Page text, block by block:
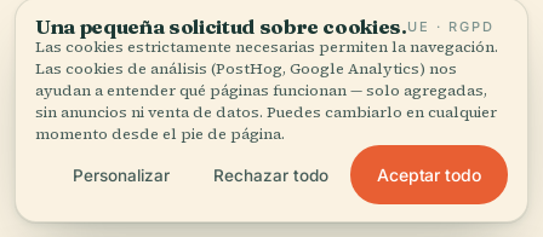
Metalocus, Centre Monnaie Renovation Brussels:
Snøhetta and Binst Architects, 2025,
Seen and Heard International, La Monnaie’s
Götterdammerung Production Review, 2025,
Una pequeña solicitud sobre cookies.UE · RGPD
Las cookies estrictamente necesarias permiten la navegación.
Las cookies de análisis (PostHog, Google Analytics) nos
ayudan a entender qué páginas funcionan — solo agregadas,
sin anuncios ni venta de datos. Puedes cambiarlo en cualquier
momento desde el pie de página.
Personalizar Rechazar todo Aceptar todo